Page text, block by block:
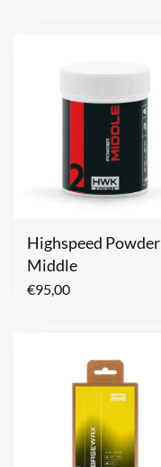
Highspeed Powder
Middle
€95,00